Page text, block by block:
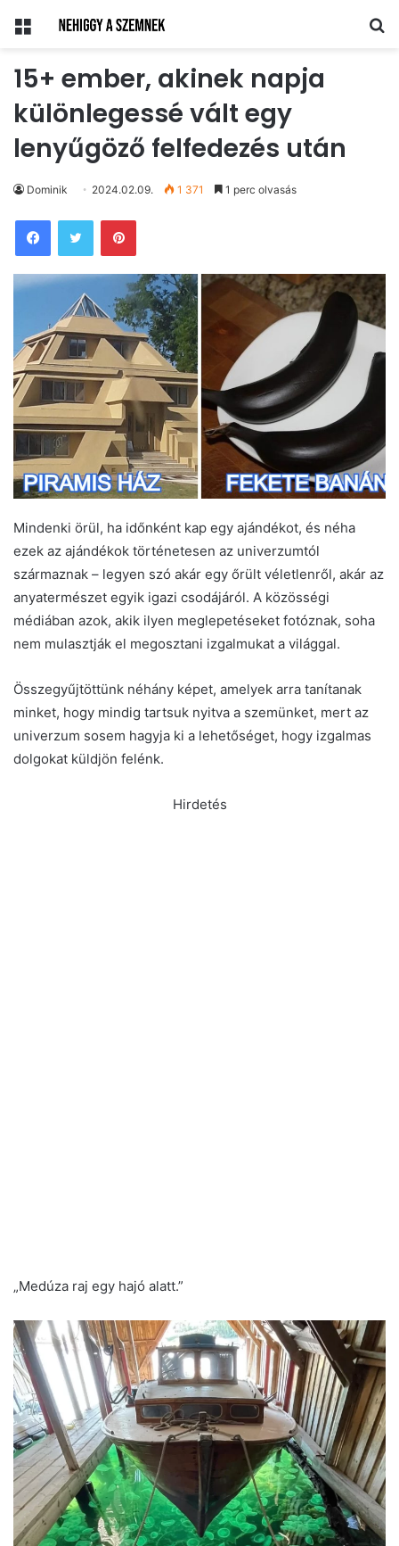
Menü
15+ ember, akinek napja
különlegessé vált egy
lenyűgöző felfedezés után
Dominik 2024.02.09. 1 371 1 perc olvasás
Pinterest
Mindenki örül, ha időnként kap egy ajándékot, és néha
ezek az ajándékok történetesen az univerzumtól
származnak – legyen szó akár egy őrült véletlenről, akár az
anyatermészet egyik igazi csodájáról. A közösségi
médiában azok, akik ilyen meglepetéseket fotóznak, soha
nem mulasztják el megosztani izgalmukat a világgal.
Összegyűjtöttünk néhány képet, amelyek arra tanítanak
minket, hogy mindig tartsuk nyitva a szemünket, mert az
univerzum sosem hagyja ki a lehetőséget, hogy izgalmas
dolgokat küldjön felénk.
Hirdetés
„Medúza raj egy hajó alatt.”